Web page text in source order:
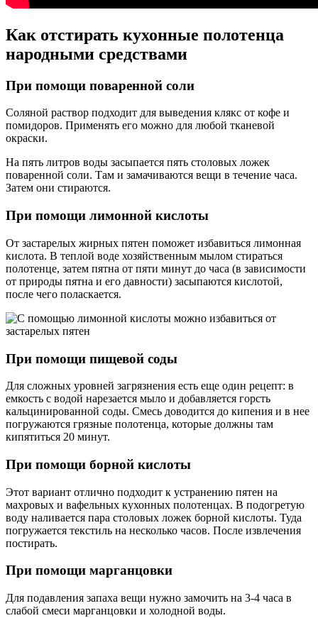
Как отстирать кухонные полотенца
народными средствами
При помощи поваренной соли
Соляной раствор подходит для выведения клякс от кофе и
помидоров. Применять его можно для любой тканевой
окраски.
На пять литров воды засыпается пять столовых ложек
поваренной соли. Там и замачиваются вещи в течение часа.
Затем они стираются.
При помощи лимонной кислоты
От застарелых жирных пятен поможет избавиться лимонная
кислота. В теплой воде хозяйственным мылом стираться
полотенце, затем пятна от пяти минут до часа (в зависимости
от природы пятна и его давности) засыпаются кислотой,
после чего поласкается.
При помощи пищевой соды
Для сложных уровней загрязнения есть еще один рецепт: в
емкость с водой нарезается мыло и добавляется горсть
кальцинированной соды. Смесь доводится до кипения и в нее
погружаются грязные полотенца, которые должны там
кипятиться 20 минут.
При помощи борной кислоты
Этот вариант отлично подходит к устранению пятен на
махровых и вафельных кухонных полотенцах. В подогретую
воду наливается пара столовых ложек борной кислоты. Туда
погружается текстиль на несколько часов. После извлечения
постирать.
При помощи марганцовки
Для подавления запаха вещи нужно замочить на 3-4 часа в
слабой смеси марганцовки и холодной воды.